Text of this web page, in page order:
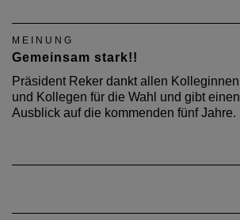
MEINUNG
Gemeinsam stark!!
Präsident Reker dankt allen Kolleginnen
und Kollegen für die Wahl und gibt einen
Ausblick auf die kommenden fünf Jahre.